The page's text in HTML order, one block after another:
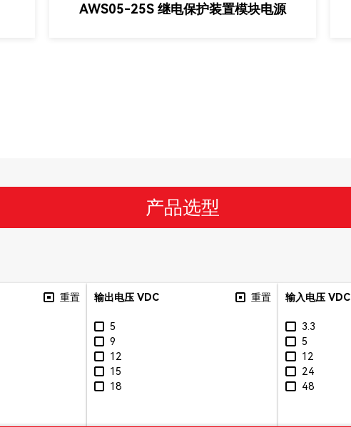
AWS05-25S 继电保护装置模块电源
产品选型
重置 输出电压 VDC 重置
5
9
12
15
18
输入电压 VDC
3.3
5
12
24
48